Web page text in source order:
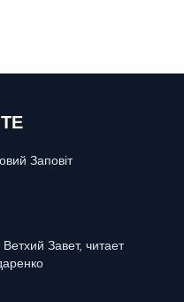
Заповіт
Завет, читает